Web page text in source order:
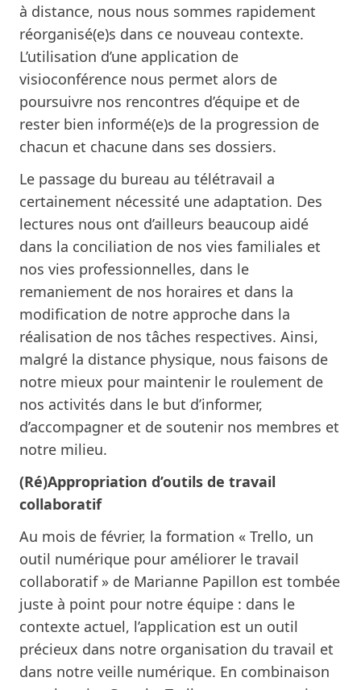
à distance, nous nous sommes rapidement
réorganisé(e)s dans ce nouveau contexte.
L’utilisation d’une application de
visioconférence nous permet alors de
poursuivre nos rencontres d’équipe et de
rester bien informé(e)s de la progression de
chacun et chacune dans ses dossiers.
Le passage du bureau au télétravail a
certainement nécessité une adaptation. Des
lectures nous ont d’ailleurs beaucoup aidé
dans la conciliation de nos vies familiales et
nos vies professionnelles, dans le
remaniement de nos horaires et dans la
modification de notre approche dans la
réalisation de nos tâches respectives. Ainsi,
malgré la distance physique, nous faisons de
notre mieux pour maintenir le roulement de
nos activités dans le but d’informer,
d’accompagner et de soutenir nos membres et
notre milieu.
(Ré)Appropriation d’outils de travail
collaboratif
Au mois de février, la formation « Trello, un
outil numérique pour améliorer le travail
collaboratif » de Marianne Papillon est tombée
juste à point pour notre équipe : dans le
contexte actuel, l’application est un outil
précieux dans notre organisation du travail et
dans notre veille numérique. En combinaison